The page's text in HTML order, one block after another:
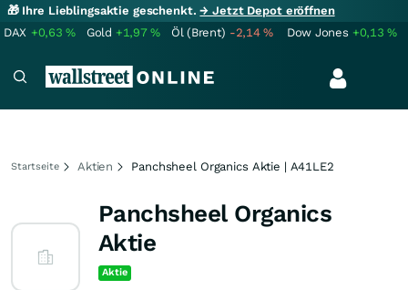
🎁 Ihre Lieblingsaktie geschenkt.→ Jetzt Depot eröffnen
DAX +0,63% Gold +1,97% Öl (Brent) -2,14% Dow Jones +0,13%
Startseite Aktien Panchsheel Organics Aktie | A41LE2
Panchsheel Organics
Aktie
Aktie